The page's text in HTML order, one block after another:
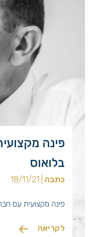
פינה
בלואוס
כתבה
פינה מקצועית עם
לקריאה